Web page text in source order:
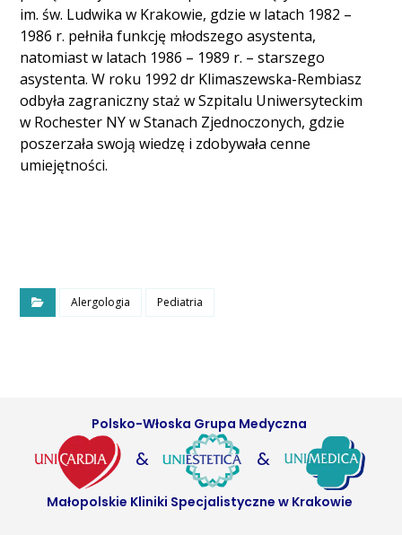
im. św. Ludwika w Krakowie, gdzie w latach 1982 –
1986 r. pełniła funkcję młodszego asystenta,
natomiast w latach 1986 – 1989 r. – starszego
asystenta. W roku 1992 dr Klimaszewska-Rembiasz
odbyła zagraniczny staż w Szpitalu Uniwersyteckim
w Rochester NY w Stanach Zjednoczonych, gdzie
poszerzała swoją wiedzę i zdobywała cenne
umiejętności.
Alergologia Pediatria
Polsko-Włoska Grupa Medyczna
& &
Małopolskie Kliniki Specjalistyczne w Krakowie